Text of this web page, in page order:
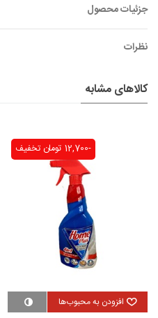
جزئیات محصول
نظرات
کالاهای مشابه
تخفیف -12,700 تومان
افزودن به محبوب‌ها